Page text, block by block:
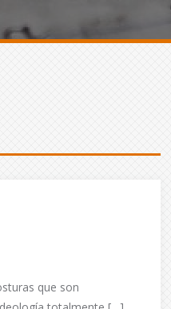
que son